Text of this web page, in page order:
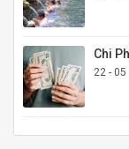
Chi
22 - 05